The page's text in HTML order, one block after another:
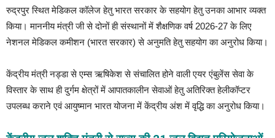
रुद्रपुर स्थित मेडिकल कॉलेज हेतु भारत सरकार के सहयोग हेतु उनका आभार व्यक्त
किया। माननीय मंत्री जी से दोनों ही संस्थानों में शैक्षणिक वर्ष 2026-27 के लिए
नेशनल मेडिकल कमीशन (भारत सरकार) से अनुमति हेतु सहयोग का अनुरोध किया।
केंद्रीय मंत्री नड्डा से एम्स ऋषिकेश से संचालित होने वाली एयर एंबुलेंस सेवा के
विस्तार के साथ ही दुर्गम क्षेत्रों में आपातकालीन सेवाओं हेतु अतिरिक्त हेलीकॉप्टर
उपलब्ध कराने एवं आयुष्मान भारत योजना में केंद्रीय अंश में वृद्धि का अनुरोध किया।